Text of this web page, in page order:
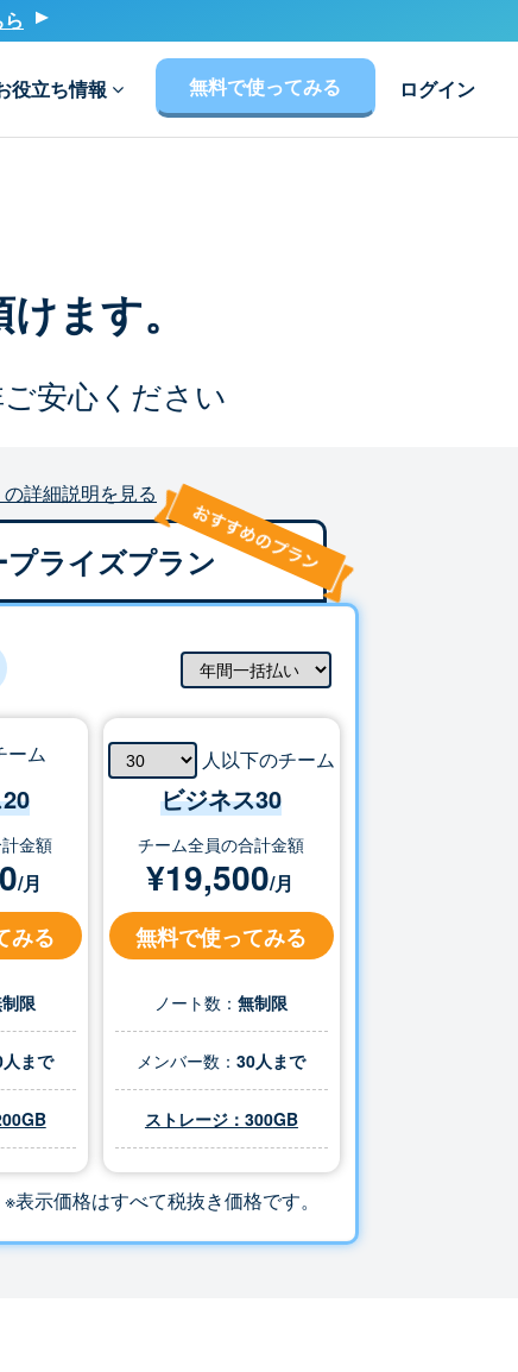
役立ち情報 無料で使ってみる ログイン
ます。
安心ください
詳細説明を見る
ライズプラン
ーム
金額
/月
みる
限
まで
人以下のチーム
ビジネス30
チーム全員の合計金額
¥19,500/月
無料で使ってみる
ノート数：無制限
メンバー数：30人まで
ストレージ： 300GB
※表示価格はすべて税抜き価格です。